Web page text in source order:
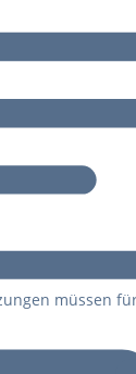
müssen